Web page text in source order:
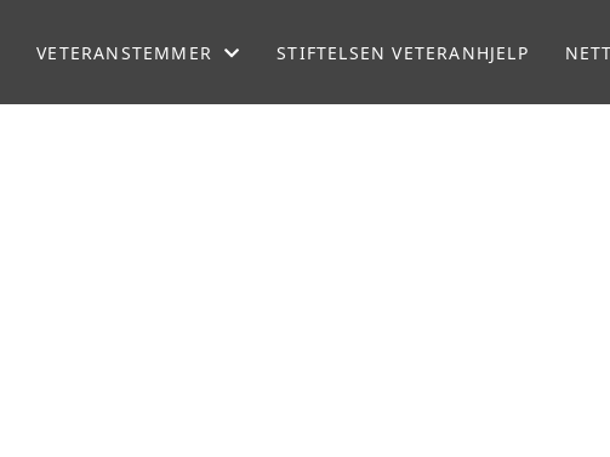
VETERANSTEMMER STIFTELSEN VETERANHJELP